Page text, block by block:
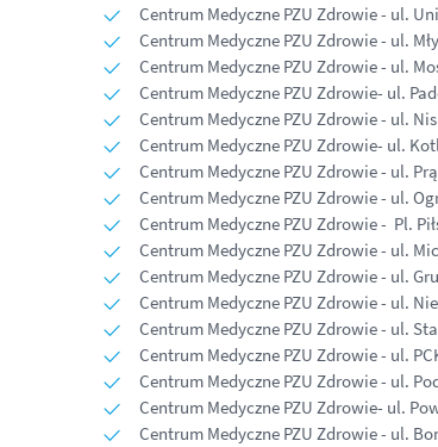
Centrum Medyczne PZU Zdrowie - ul.
Centrum Medyczne PZU Zdrowie - ul.
Centrum Medyczne PZU Zdrowie - ul.
Centrum Medyczne PZU Zdrowie- ul.
Centrum Medyczne PZU Zdrowie - ul.
Centrum Medyczne PZU Zdrowie- ul.
Centrum Medyczne PZU Zdrowie - ul.
Centrum Medyczne PZU Zdrowie - ul.
Centrum Medyczne PZU Zdrowie - Pl.
Centrum Medyczne PZU Zdrowie - ul.
Centrum Medyczne PZU Zdrowie - ul.
Centrum Medyczne PZU Zdrowie - ul.
Centrum Medyczne PZU Zdrowie - ul.
Centrum Medyczne PZU Zdrowie - ul.
Centrum Medyczne PZU Zdrowie - ul.
Centrum Medyczne PZU Zdrowie- ul.
Centrum Medyczne PZU Zdrowie -